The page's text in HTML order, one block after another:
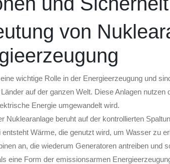
von
wichtige Rolle in der Energieerzeugung und
auf der ganzen Welt. Diese Anlagen
Energie umgewandelt wird.
Nuklearanlage beruht auf der kontrollierten
Wärme, die genutzt wird, um Wasser zu
an, die wiederum Generatoren antreiben und
eine Form der emissionsarmen